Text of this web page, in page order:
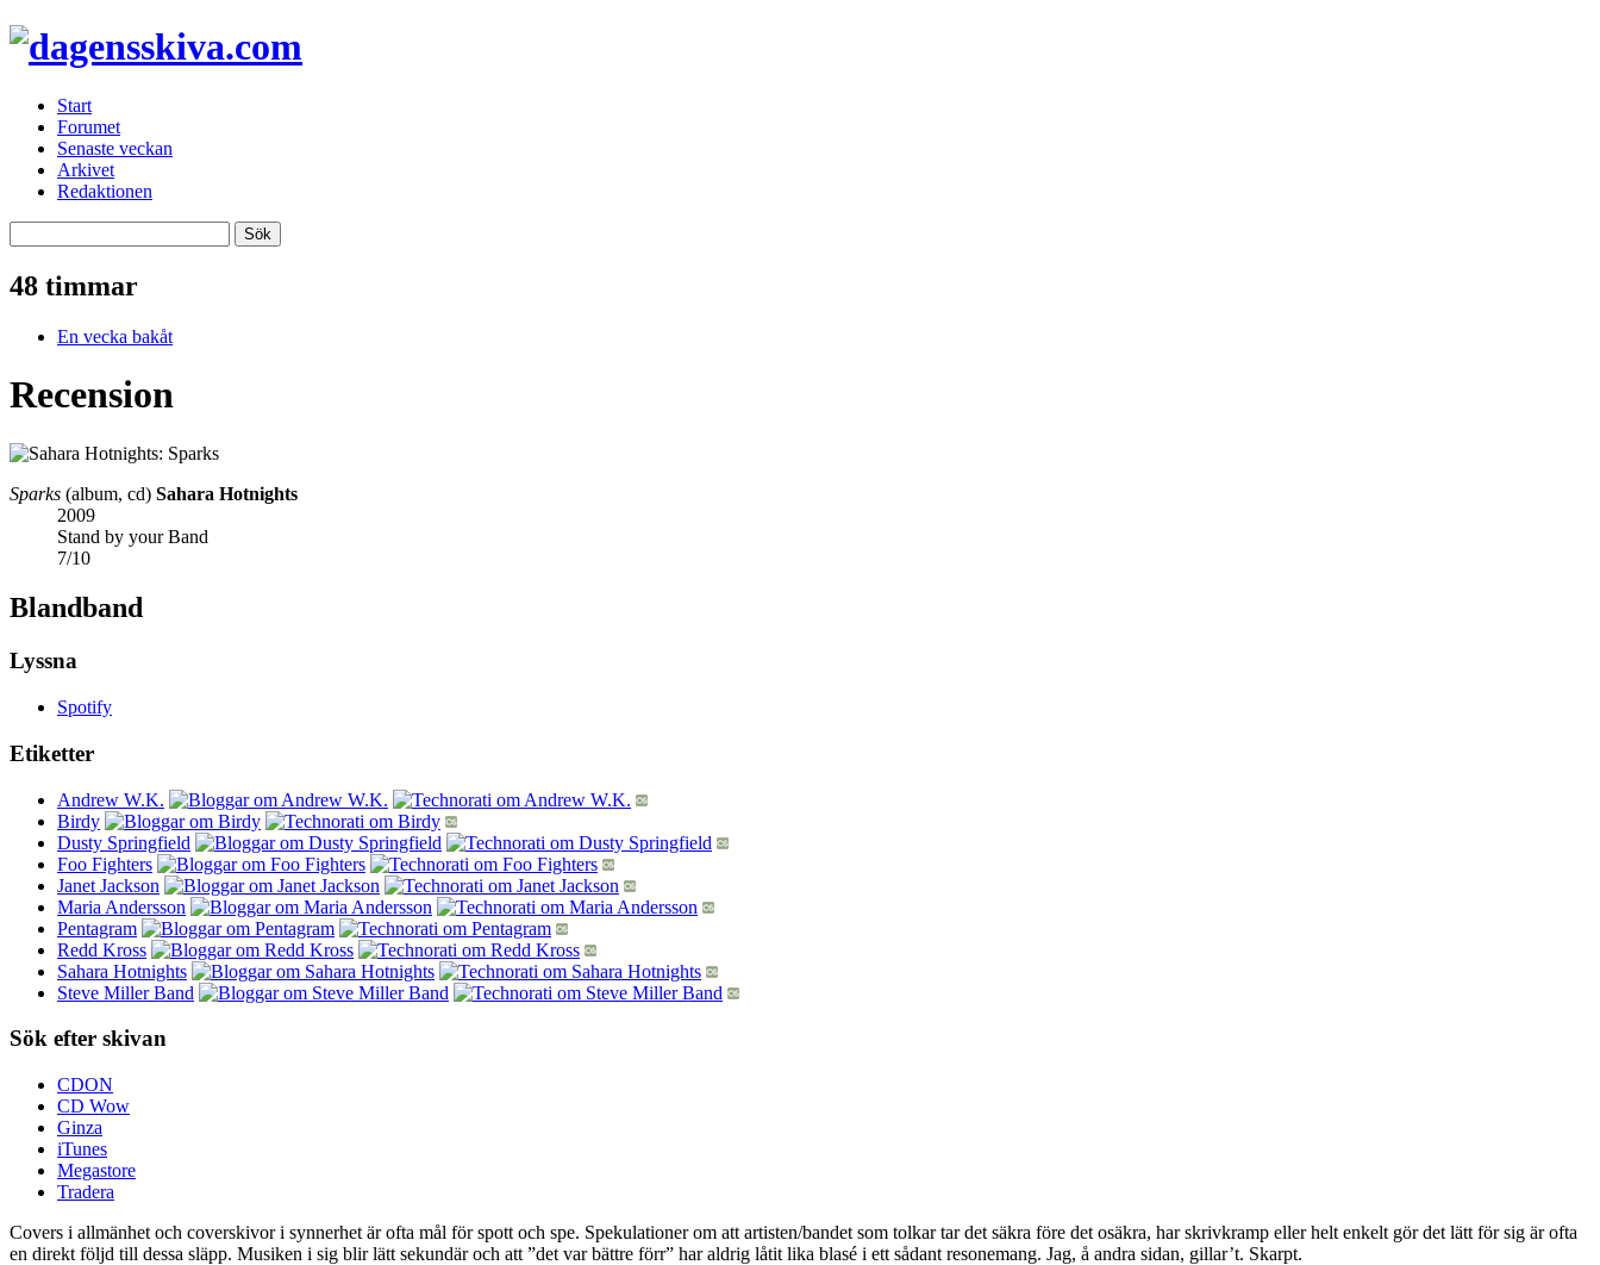
Start
Forumet
Senaste veckan
Arkivet
Redaktionen
48 timmar
En vecka bakåt
Recension
Sparks (album, cd) Sahara Hotnights
2009
Stand by your Band
7/10
Blandband
Lyssna
Spotify
Etiketter
Andrew W.K.
Birdy
Dusty Springfield
Foo Fighters
Janet Jackson
Maria Andersson
Pentagram
Redd Kross
Sahara Hotnights
Steve Miller Band
Sök efter skivan
CDON
CD Wow
Ginza
iTunes
Megastore
Tradera
Covers i allmänhet och coverskivor i synnerhet är ofta mål för spott och spe. Spekulationer om att artisten/bandet som tolkar tar det säkra före det osäkra, har skrivkramp eller helt enkelt gör det lätt för sig är ofta
en direkt följd till dessa släpp. Musiken i sig blir lätt sekundär och att ”det var bättre förr” har aldrig låtit lika blasé i ett sådant resonemang. Jag, å andra sidan, gillar’t. Skarpt.